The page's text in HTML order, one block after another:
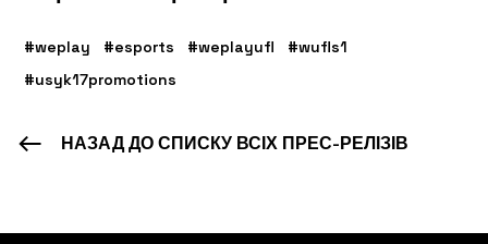
#weplay #esports #weplayufl
#wufls1
#usyk17promotions
НАЗАД ДО СПИСКУ ВСІХ ПРЕС-РЕЛІЗІВ